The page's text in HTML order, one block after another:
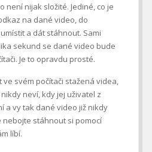
není nijak složité. Jediné, co je
na dané video, do
a dát stáhnout. Sami
sekund se dané video bude
Je to opravdu prosté.
ve svém počítači stažená videa,
neví, kdy jej uživatel z
a vy tak dané video již nikdy
nebojte stáhnout si pomocí
líbí.